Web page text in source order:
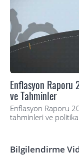
Enflasyon
ve Tahminler
Enflasyon Raporu
tahminleri ve
Bilgilendirme